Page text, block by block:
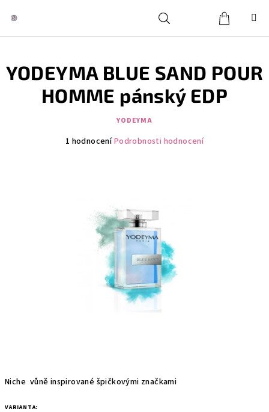
HledatPřihlášeníKošík
Niche vůně inspirované špičkovými značkami
VARIANTA:
YODEYMA BLUE SAND POUR
HOMME pánský EDP
YODEYMA
Průměrné
hvězdiček.
1 hodnoceníPodrobnosti hodnocení